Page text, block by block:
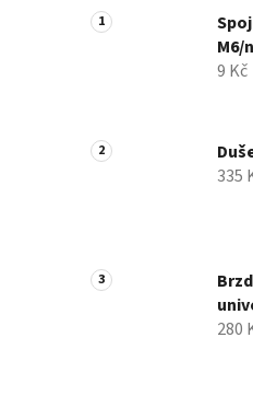
M6/
9 Kč
335
280